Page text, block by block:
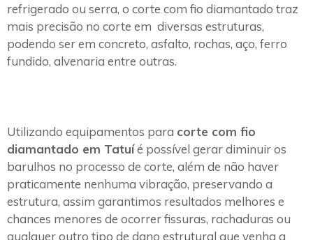
refrigerado ou serra, o corte com fio diamantado traz
mais precisão no corte em diversas estruturas,
podendo ser em concreto, asfalto, rochas, aço, ferro
fundido, alvenaria entre outras.
Utilizando equipamentos para corte com fio
diamantado em Tatuíé possível gerar diminuir os
barulhos no processo de corte, além de não haver
praticamente nenhuma vibração, preservando a
estrutura, assim garantimos resultados melhores e
chances menores de ocorrer fissuras, rachaduras ou
qualquer outro tipo de dano estrutural que venha a